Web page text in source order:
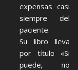
expensas casi
siempre del
paciente.
Su libro lleva
por título «Si
puede, no